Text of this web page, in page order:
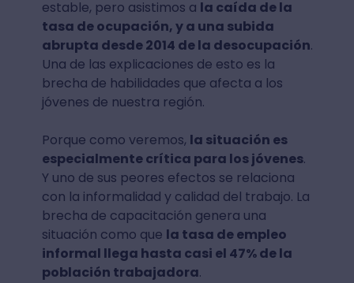
estable, pero asistimos a la caída de la
tasa de ocupación, y a una subida
abrupta desde 2014 de la desocupación.
Una de las explicaciones de esto es la
brecha de habilidades que afecta a los
jóvenes de nuestra región.
Porque como veremos, la situación es
especialmente crítica para los jóvenes.
Y uno de sus peores efectos se relaciona
con la informalidad y calidad del trabajo. La
brecha de capacitación genera una
situación como que la tasa de empleo
informal llega hasta casi el 47% de la
población trabajadora.